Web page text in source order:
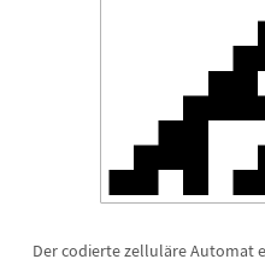
Der codierte zelluläre Automat